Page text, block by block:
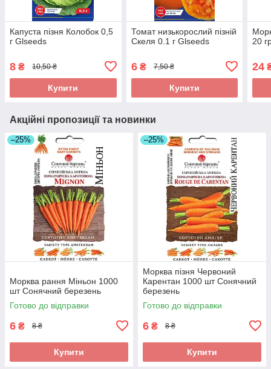
Капуста пізня Колобок 0,5
г Glseeds
8 ₴ 10,50 ₴
Купити
Томат низькорослий пізній
Скеля 0.1 г Glseeds
6₴ 7,50 ₴
Купити
20
24
Акційні пропозиції та новинки
–25%
Морква рання Міньон 1000
шт Сонячний березень
Готово до відправки
6 ₴ 8 ₴
Купити
–25%
Морква пізня Червоний
Карентан 1000 шт Сонячний
березень
Готово до відправки
6 ₴ 8 ₴
Купити